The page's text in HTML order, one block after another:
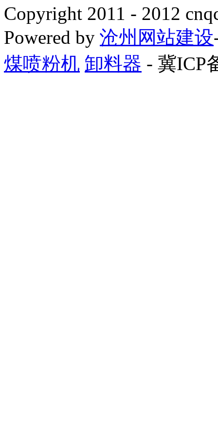
Copyright 2011 - 2012
Powered by 沧州网站建设
煤喷粉机 卸料器 - 冀ICP